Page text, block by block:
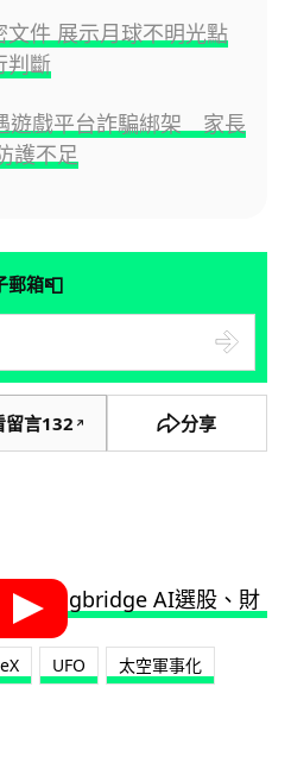
文件 展示月球不明光點
判斷
遊戲平台詐騙綁架 家長
護不足
郵箱📮
留言132 ↗ 分享
UFO
太空軍事化